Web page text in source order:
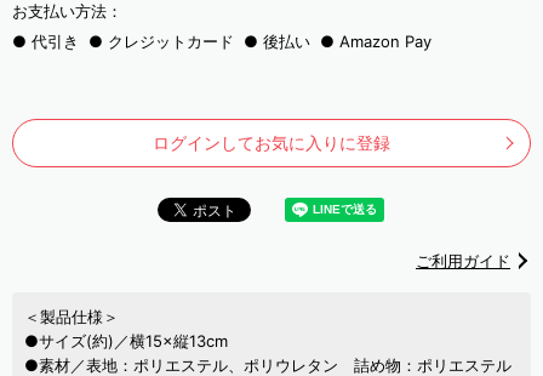
お支払い方法：
代引き
クレジットカード 後払い Amazon Pay
ログインしてお気に入りに登録
ご利用ガイド
＜製品仕様＞
●サイズ(約)／横15×縦13cm
●素材／表地：ポリエステル、ポリウレタン 詰め物：ポリエステル